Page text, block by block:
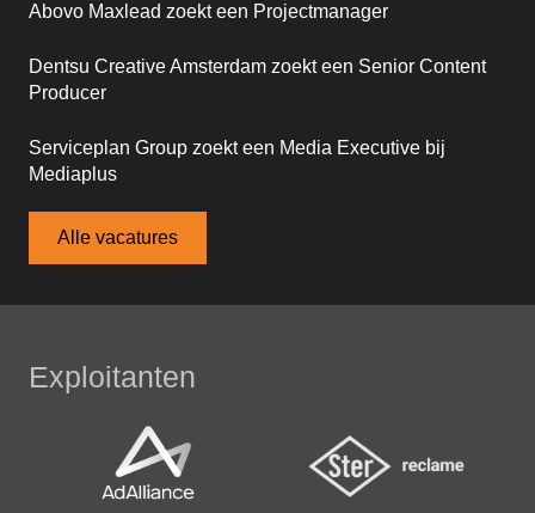
Abovo Maxlead zoekt een Projectmanager
Dentsu Creative Amsterdam zoekt een Senior Content
Producer
Serviceplan Group zoekt een Media Executive bij
Mediaplus
Alle vacatures
Exploitanten